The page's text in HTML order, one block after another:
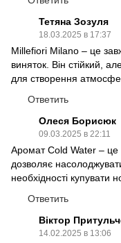
Тетяна Зозуля
18.03.2025 в 17:37
Millefiori Milano – це
виняток. Він стійкий,
для створення
Ответить
Олеся Борисюк
09.03.2025 в 22:11
Аромат Cold Water – це
дозволяє
необхідності купувати
Ответить
Віктор
14.02.2025 в 13:06